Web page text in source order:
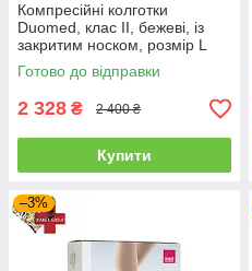
Компресійні колготки
Duomed, клас II, бежеві, із
закритим носком, розмір L
(V210014000)
Готово до відправки
2 328 ₴ 2 400 ₴
Купити
–3%